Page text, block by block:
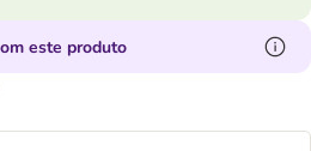
este produto